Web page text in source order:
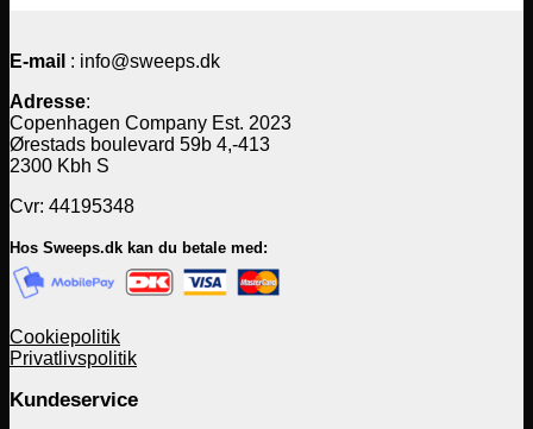
E-mail : info@sweeps.dk
Adresse:
Copenhagen Company Est. 2023
Ørestads boulevard 59b 4,-413
2300 Kbh S
Cvr: 44195348
Hos Sweeps.dk kan du betale med:
Cookiepolitik
Privatlivspolitik
Kundeservice